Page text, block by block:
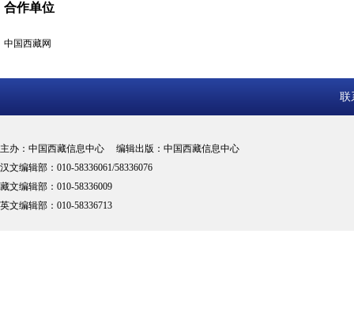
合作单位
中国西藏网
联
主办：中国西藏信息中心 编辑出版：中国西藏信息中心
汉文编辑部：010-58336061/58336076
藏文编辑部：010-58336009
英文编辑部：010-58336713